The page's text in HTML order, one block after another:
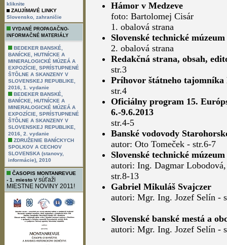
kliknite
ZAUJÍMAVÉ LINKY
Slovensko zahraničie
VYDANÉ PROPAGAČNO-
INFORMAČNÉ MATERIÁLY
BEDEKER BANSKÉ,
BANÍCKE, HUTNÍCKE A
MINERALOGICKÉ MÚZEÁ A
EXPOZÍCIE, SPRÍSTUPNENÉ
ŠTÔLNE A SKANZENY V
SLOVENSKEJ REPUBLIKE,
2016, 1. vydanie
BEDEKER BANSKÉ,
BANÍCKE, HUTNÍCKE A
MINERALOGICKÉ MÚZEÁ A
EXPOZÍCIE, SPRÍSTUPNENÉ
ŠTÔLNE A SKANZENY V
SLOVENSKEJ REPUBLIKE,
2016, 2. vydanie
ZDRUŽENIE BANÍCKYCH
SPOLKOV A CECHOV
SLOVENSKA (stanovy,
informácie), 2010
ČASOPIS MONTANREVUE
- 1. miesto v súťaži
MIESTNE NOVINY 2011!
Hámor v Medzeve
foto: Bartolomej Cisár
1. obalová strana
Slovenské technické
2. obalová strana
Redakčná strana, obsah,
str.3
Príhovor štátneho tajomníka
str.4
Oficiálny program 15.
6.-9.6.2013
str.4-5
Banské vodovody
autor: Oto Tomeček - str.6-7
Slovenské technické
autori: Ing. Dagmar
str.8-13
Gabriel Mikuláš Svajczer
autori: Mgr. Ing. Jozef Selín -
Slovenské banské mestá a
autori: Mgr. Ing. Jozef Selín -